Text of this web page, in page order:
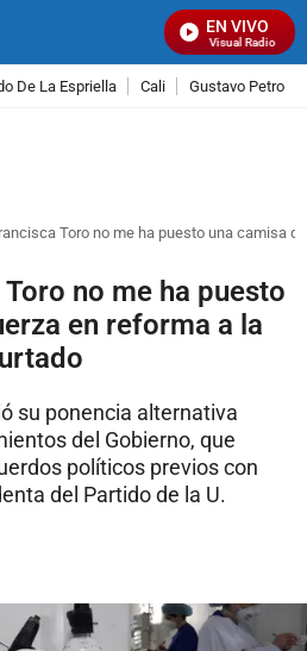
EN VIVO
Señal Visual Radio
De La Espriella Cali Gustavo Petro
Toro no me ha puesto una camisa
no me ha puesto
en reforma a la
su ponencia alternativa
del Gobierno, que
políticos previos con
del Partido de la U.